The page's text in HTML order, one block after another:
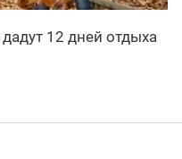
12 дней отдыха